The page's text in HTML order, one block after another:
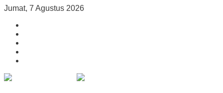
Jumat, 7 Agustus 2026